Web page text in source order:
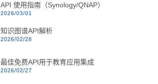
API 使用指南（Synology/QNAP）
2026/03/01
知识图谱API解析
2026/02/28
最佳免费API用于教育应用集成
2026/02/27